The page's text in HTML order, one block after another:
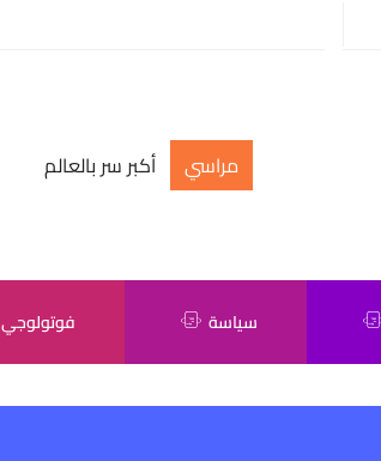
مراسي أكبر سر بالعالم
سياسة فوتولوجي